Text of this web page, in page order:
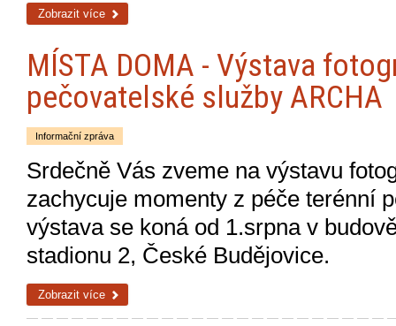
Zobrazit více
MÍSTA DOMA - Výstava
pečovatelské služby ARCHA
Informační zpráva
Srdečně Vás zveme na výstavu
zachycuje momenty z péče terénní
výstava se koná od 1.srpna v
stadionu 2, České Budějovice.
Zobrazit více